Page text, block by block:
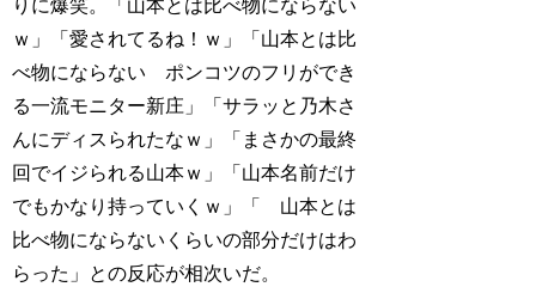
りに爆笑。「山本とは比べ物にならない
ｗ」「愛されてるね！ｗ」「山本とは比
べ物にならない ポンコツのフリができ
る一流モニター新庄」「サラッと乃木さ
んにディスられたなｗ」「まさかの最終
回でイジられる山本ｗ」「山本名前だけ
でもかなり持っていくｗ」「 山本とは
比べ物にならないくらいの部分だけはわ
らった」との反応が相次いだ。